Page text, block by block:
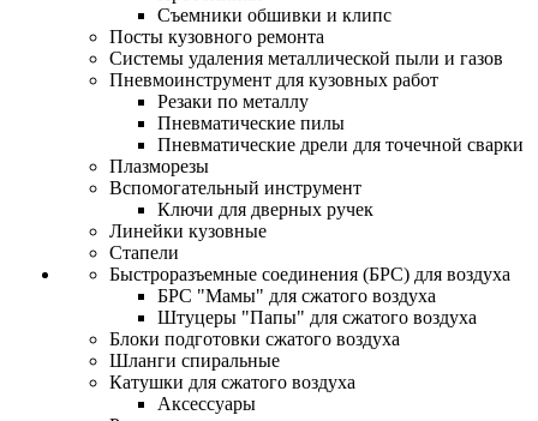
Съемники обшивки и клипс
Посты кузовного ремонта
Системы удаления металлической пыли и газов
Пневмоинструмент для кузовных работ
Резаки по металлу
Пневматические пилы
Пневматические дрели для точечной сварки
Плазморезы
Вспомогательный инструмент
Ключи для дверных ручек
Линейки кузовные
Стапели
Быстроразъемные соединения (БРС) для воздуха
БРС "Мамы" для сжатого воздуха
Штуцеры "Папы" для сжатого воздуха
Блоки подготовки сжатого воздуха
Шланги спиральные
Катушки для сжатого воздуха
Аксессуары